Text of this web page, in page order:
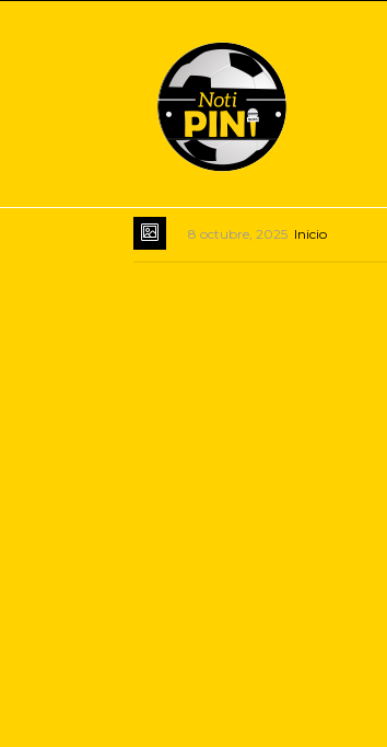
8 octubre, 2025 Inicio